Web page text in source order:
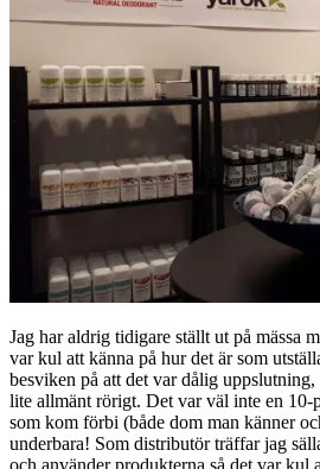
Jag har aldrig tidigare ställt ut på mässa
var kul att känna på hur det är som
besviken på att det var dålig
lite allmänt rörigt. Det var väl inte en 10-
som kom förbi (både dom man känner
underbara! Som distributör träffar jag